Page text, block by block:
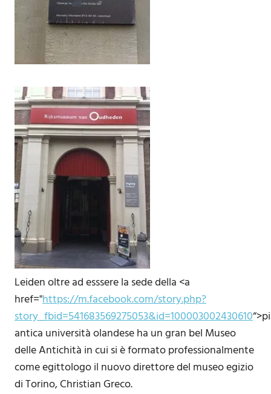
Leiden oltre ad esssere la sede della <a
href="https://m.facebook.com/story.php?
story_fbid=541683569275053&id=100003002430610
antica università olandese ha un gran bel Museo
delle Antichità in cui si è formato professionalmente
come egittologo il nuovo direttore del museo egizio
di Torino, Christian Greco.